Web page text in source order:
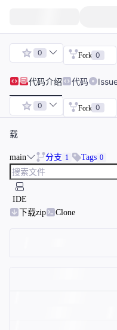
0 Fork 0
代码介绍 代码
0 Fork 0
载
main 分支 1 Tags 0
IDE
下载zip
Clone